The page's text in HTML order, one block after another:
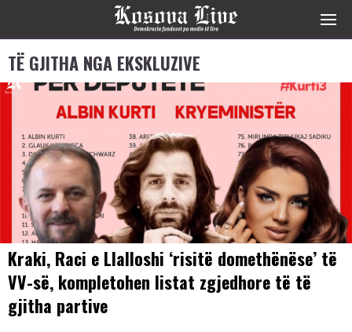
TË GJITHA NGA EKSKLUZIVE
Kraki, Raci e Llalloshi ‘risitë domethënëse’ të
VV-së, kompletohen listat zgjedhore të të
gjitha partive